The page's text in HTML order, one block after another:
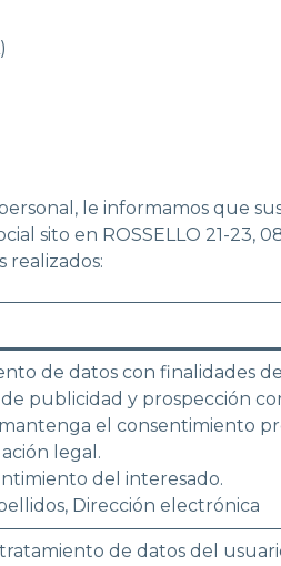
le informamos que
sito en ROSSELLO 21-23,
realizados:
de datos con finalidades
publicidad y prospección
el consentimiento
legal.
del interesado.
Dirección electrónica
de datos del